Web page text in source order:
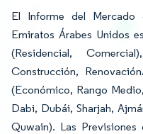
El Informe del
Emiratos Árabes Unidos
(Residencial,
Construcción,
(Económico, Rango
Dabi, Dubái, Sharjah,
Quwain). Las